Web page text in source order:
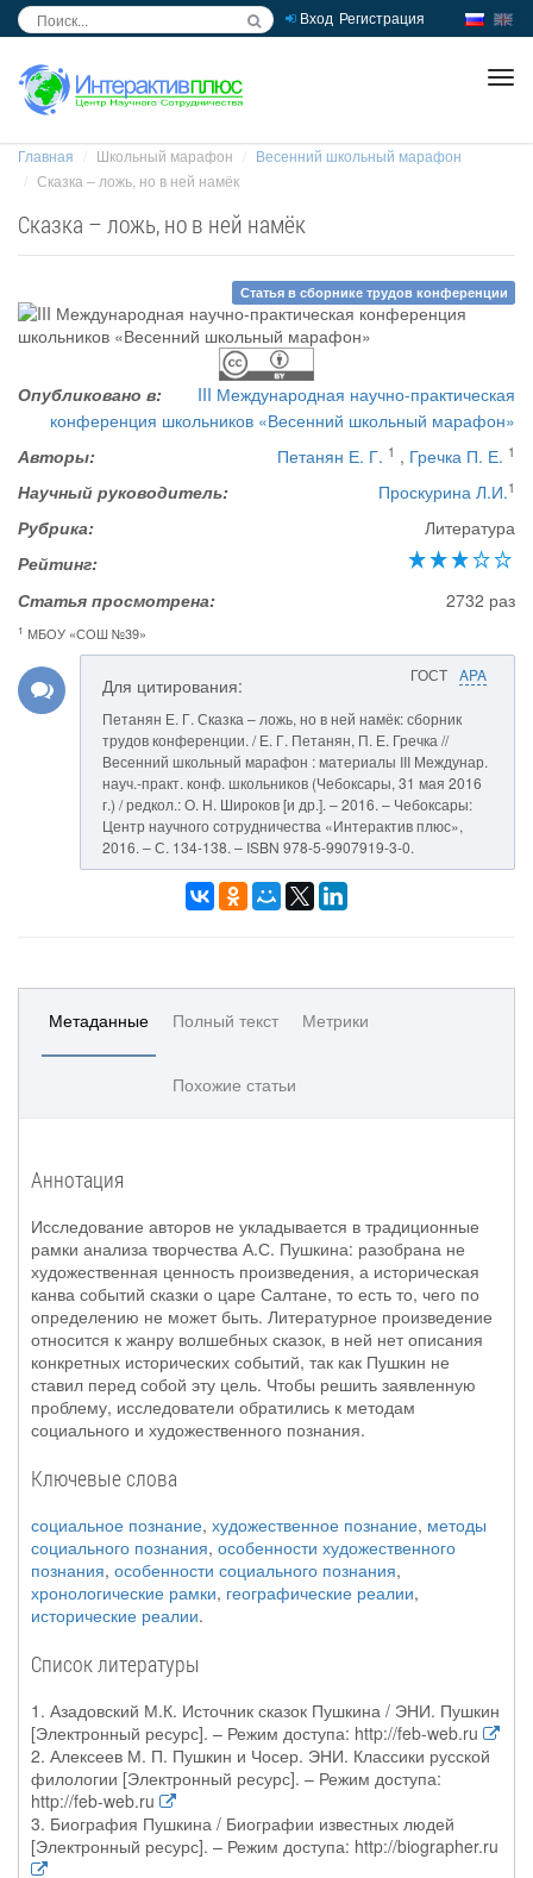
Вход Регистрация
Главная Школьный марафон
Весенний школьный марафон
Сказка – ложь, но в ней намёк
Сказка – ложь, но в ней намёк
Статья в сборнике трудов конференции
Опубликовано в:
III Международная научно-практическая
конференция школьников «Весенний школьный марафон»
Авторы:
Петанян Е. Г. 1 , Гречка П. Е. 1
Научный руководитель: Проскурина Л.И.1
Рубрика:
Литература
Рейтинг:
Статья просмотрена:
2732 раз
1 МБОУ «СОШ №39»
ГОСТ APA
Для цитирования:
Петанян Е. Г. Сказка – ложь, но в ней намёк: сборник
трудов конференции. / Е. Г. Петанян, П. Е. Гречка //
Весенний школьный марафон : материалы III Междунар.
науч.-практ. конф. школьников (Чебоксары, 31 мая 2016
г.) / редкол.: О. Н. Широков [и др.]. – 2016. – Чебоксары:
Центр научного сотрудничества «Интерактив плюс»,
2016. – С. 134-138. – ISBN 978-5-9907919-3-0.
Метаданные Полный текст Метрики
Похожие статьи
Аннотация
Исследование авторов не укладывается в традиционные
рамки анализа творчества А.С. Пушкина: разобрана не
художественная ценность произведения, а историческая
канва событий сказки о царе Салтане, то есть то, чего по
определению не может быть. Литературное произведение
относится к жанру волшебных сказок, в ней нет описания
конкретных исторических событий, так как Пушкин не
ставил перед собой эту цель. Чтобы решить заявленную
проблему, исследователи обратились к методам
социального и художественного познания.
Ключевые слова
социальное познание, художественное познание, методы
социального познания, особенности художественного
познания, особенности социального познания,
хронологические рамки, географические реалии,
исторические реалии.
Список литературы
1. Азадовский М.К. Источник сказок Пушкина / ЭНИ. Пушкин
[Электронный ресурс]. – Режим доступа: http://feb-web.ru
2. Алексеев М. П. Пушкин и Чосер. ЭНИ. Классики русской
филологии [Электронный ресурс]. – Режим доступа:
http://feb-web.ru
3. Биография Пушкина / Биографии известных людей
[Электронный ресурс]. – Режим доступа: http://biographer.ru